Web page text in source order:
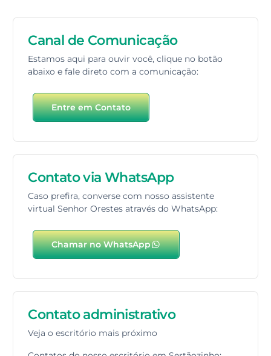
Canal de Comunicação
Estamos aqui para ouvir você, clique no botão
abaixo e fale direto com a comunicação:
Entre em Contato
Contato via WhatsApp
Caso prefira, converse com nosso assistente
virtual Senhor Orestes através do WhatsApp:
Chamar no WhatsApp
Contato administrativo
Veja o escritório mais próximo